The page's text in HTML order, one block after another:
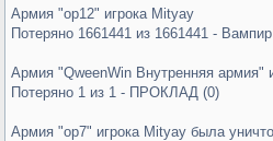
Армия "op12" игрока Mityay
Потеряно 1661441 из 1661441 -
Армия "QweenWin Внутренняя армия"
Потеряно 1 из 1 - ПРОКЛАД (0)
Армия "op7" игрока Mityay была